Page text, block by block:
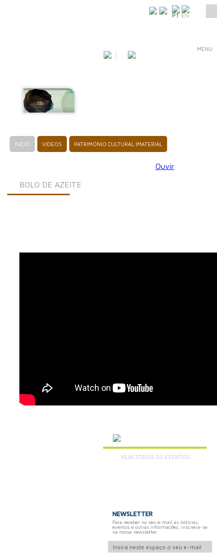
PT EN
MENU
INÍCIO VIDEOS PATRIMÓNIO CULTURAL IMATERIAL
Ouvir
BOLO DE AZEITE
VEJA TODOS OS EVENTOS
NEWSLETTER
Para receber no seu e-mail as notícias,
eventos e outras informações, inscreva-se
na nossa newsletter.